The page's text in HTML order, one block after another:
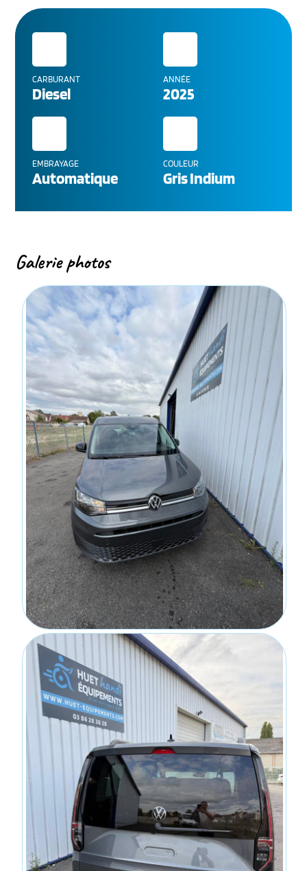
CARBURANT
Diesel
ANNÉE
2025
EMBRAYAGE
Automatique
COULEUR
Gris Indium
Galerie photos